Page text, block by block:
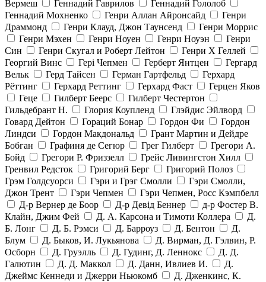
Вермеш
Геннадий Гаврилов
Геннадий Гололоб
Геннадий Мохненко
Генри Аллан Айронсайд
Генри
Драммонд
Генри Клауд, Джон Таунсенд
Генри Моррис
Генри Мэхен
Генри Ноуен Генри Ноуэн
Генри
Син
Генри Скугал и Роберт Лейтон
Генри Х Геллей
Георгий Винс
Гері Чепмен Герберт Янтцен
Гергард
Вельк
Герд Тайсен Герман Гартфельд
Герхард
Рёттинг
Герхард Реттинг Герхард Фаст
Герцен Яков
Геце
Гилберт Беерс
Гилберт Честертон
Гильдебрант Н.
Глория Коупленд
Глэйдис Эйлворд
Говард Дейтон
Гораций Бонар Гордон Фи
Гордон
Линдси
Гордон Макдональд
Грант Мартин и Дейдре
Бобган
Графиня де Сегюр Грег Гилберт
Грегори А.
Бойд
Грегори Р. Фриззелл
Грейс Ливингстон Хилл
Гренвил Редсток
Григорий Берг
Григорий Полоз
Грэм Голдсуорси
Гэри и Грэг Смолли
Гэри Смолли,
Джон Трент
Гэри Чепмен
Гэри Чепмен, Росс Кэмпбелл
Д-р Вернер де Боор
Д-р Девід Беннер
д-р Фостер В.
Клайн, Джим Фей
Д. А. Карсона и Тимоти Коллера
Д.
Б. Лонг
Д. Б. Рэмси Д. Барроуз Д. Бентон
Д.
Блум
Д. Быков, И. Лукьянова
Д. Вирман, Д. Гэлвин, Р.
Осборн
Д. Груэлль Д. Гудинг, Д. Леннокс
Д. Д.
Галютин
Д. Д. Маккол Д. Данн, Ивлиев И.
Д.
Джеймс Кеннеди и Джерри Ньюкомб
Д. Дженкинс, К.